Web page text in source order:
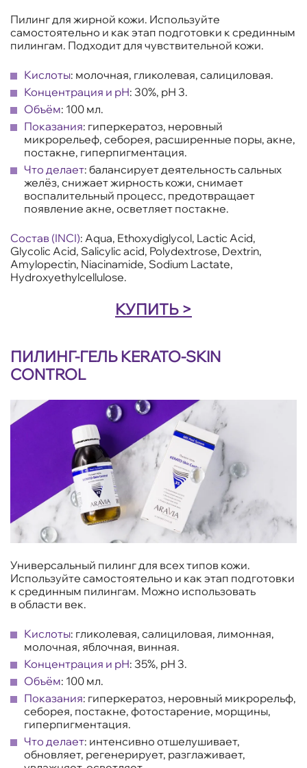
Пилинг для жирной кожи. Используйте
самостоятельно и как этап подготовки к срединным
пилингам. Подходит для чувствительной кожи.
Кислоты: молочная, гликолевая, салициловая.
Концентрация и рН: 30%, рН 3.
Объём: 100 мл.
Показания: гиперкератоз, неровный
микрорельеф, себорея, расширенные поры, акне,
постакне, гиперпигментация.
Что делает: балансирует деятельность сальных
желёз, снижает жирность кожи, снимает
воспалительный процесс, предотвращает
появление акне, осветляет постакне.
Состав (INCI): Aqua, Ethoxydiglycol, Lactic Acid,
Glycolic Acid, Salicylic acid, Polydextrose, Dextrin,
Amylopectin, Niacinamide, Sodium Lactate,
Hydroxyethylcellulose.
КУПИТЬ >
ПИЛИНГ-ГЕЛЬ KERATO-SKIN
CONTROL
Универсальный пилинг для всех типов кожи.
Используйте самостоятельно и как этап подготовки
к срединным пилингам. Можно использовать
в области век.
Кислоты: гликолевая, салициловая, лимонная,
молочная, яблочная, винная.
Концентрация и рН: 35%, рН 3.
Объём: 100 мл.
Показания: гиперкератоз, неровный микрорельф,
себорея, постакне, фотостарение, морщины,
гиперпигментация.
Что делает: интенсивно отшелушивает,
обновляет, регенерирует, разглаживает,